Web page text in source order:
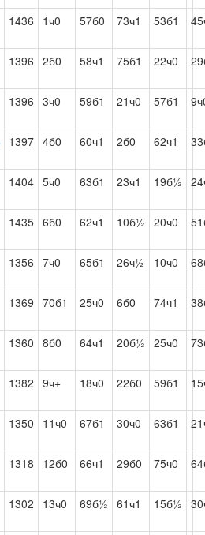
1436 1ч0 57б0 73ч1 53б1
1396 2б0 58ч1 75б1 22ч0
1396 3ч0 59б1 21ч0 57б1
1397 4б0 60ч1 2б0 62ч1
1404 5ч0 63б1 23ч1 19б½
1435 6б0 62ч1 10б½ 20ч0
1356 7ч0 65б1 26ч½ 10ч0
1369 70б1 25ч0 6б0 74ч1
1360 8б0 64ч1 20б½ 25ч0
1382 9ч+ 18ч0 22б0 59б1
1350 11ч0 67б1 30ч0 63б1
1318 12б0 66ч1 29б0 75ч0
1302 13ч0 69б½ 61ч1 15б½